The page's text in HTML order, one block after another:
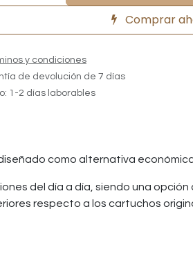
Comprar
y condiciones
de devolución de 7 días
1-2 días laborables
como alternativa
del día a día, siendo una
respecto a los cartuchos